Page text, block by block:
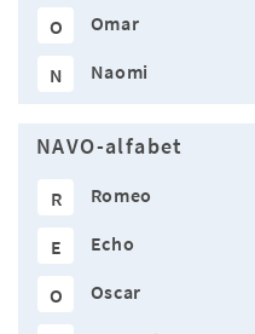
O Omar
N Naomi
NAVO-alfabet
R Romeo
E Echo
O Oscar